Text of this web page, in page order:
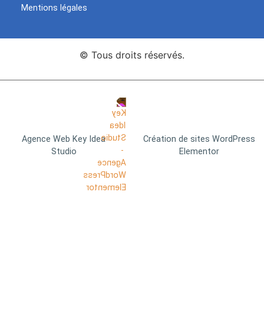
Mentions légales
© Tous droits réservés.
Agence Web Key Idea
Studio
Création de sites WordPress
Elementor